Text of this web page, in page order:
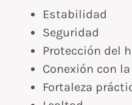
Estabilidad
Seguridad
Protección del
Conexión con
Fortaleza